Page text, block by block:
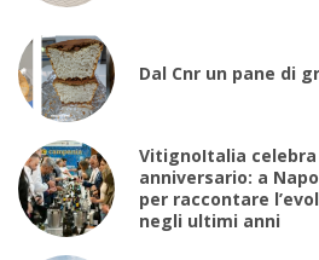
Dal Cnr un pane di
VitignoItalia celebra
anniversario: a
per raccontare
negli ultimi anni